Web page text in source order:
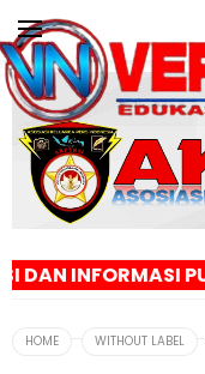
PUBLIK
HOME WITHOUT LABEL